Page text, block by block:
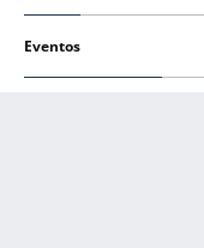
Eventos